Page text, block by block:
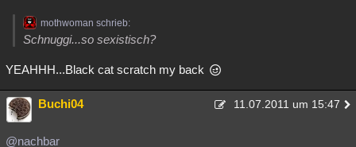
mothwoman schrieb:
Schnuggi...so sexistisch?
YEAHHH...Black cat scratch my back
Buchi04 11.07.2011 um 15:47
@nachbar